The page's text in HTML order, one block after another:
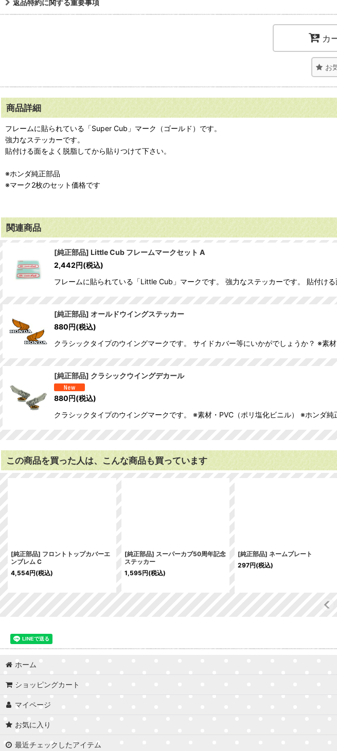
返品特約に関する重要事項
カ
お
商品詳細
フレームに貼られている「Super Cub」マーク（ゴールド）です。
強力なステッカーです。
貼付ける面をよく脱脂してから貼りつけて下さい。
※ホンダ純正部品
※マーク2枚のセット価格です
関連商品
[純正部品] Little Cub フレームマークセット A
2,442円(税込)
フレームに貼られている「Little Cub」マークです。 強力なステッカーです。 貼付け
[純正部品] オールドウイングステッカー
880円(税込)
クラシックタイプのウイングマークです。 サイドカバー等にいかがでしょうか？ ※
[純正部品] クラシックウイングデカール
880円(税込)
クラシックタイプのウイングマークです。 ※素材・PVC（ポリ塩化ビニル） ※ホンダ
この商品を買った人は、こんな商品も買っています
[純正部品] フロントトップカバーエ
ンブレム C
4,554円(税込)
[純正部品] スーパーカブ50周年記念
ステッカー
1,595円(税込)
[純正部品] ネームプレート
297円(税込)
ホーム
ショッピングカート
マイページ
お気に入り
最近チェックしたアイテム